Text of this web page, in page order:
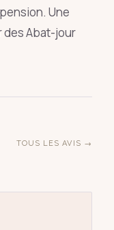
Une
des Abat-jour
TOUS LES AVIS →